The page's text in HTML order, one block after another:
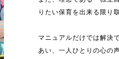
りたい保育を出来る限り
マニュアルだけでは解決
あい、一人ひとりの心の